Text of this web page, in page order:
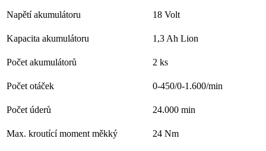
Napětí akumulátoru 18 Volt
Kapacita akumulátoru 1,3 Ah Lion
Počet akumulátorů 2 ks
Počet otáček 0-450/0-1.600/min
Počet úderů 24.000 min
Max. kroutící moment měkký 24 Nm